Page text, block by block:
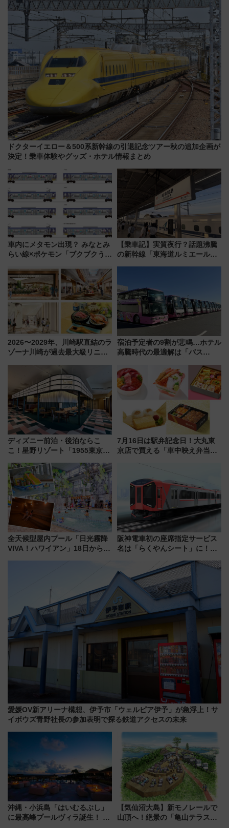
業 行き交う電車の音や振動を
感じながら「ととのう」新感覚
日は？
ドクターイエロー＆500系新幹線の引退記念ツアー秋の追加企画が
決定！乗車体験やグッズ・ホテル情報まとめ
車内にメタモン出現？ みなとみ
らい線×ポケモン「ブクブクうみ
行開始に！ この夏は直通列車で
横浜へ！
【乗車記】実質夜行？話題沸騰
の新幹線「東海道ルミエールエ
時台着 見どころは岐阜羽島の
素晴らし過ぎる朝
2026〜2029年、川崎駅直結のラ
ゾーナ川崎が過去最大級リニュ
「いつから何が変わるか」徹底
宿泊予定者の9割が悲鳴…ホテル
高騰時代の最適解は「バス
した、推し活遠征や観光時のリ
アルな懐事情
ディズニー前泊・後泊ならこ
こ！星野リゾート「1955東京ベ
つの理由 無料バス＆24時間サー
ビスで混雑回避
7月16日は駅弁記念日！大丸東
京店で買える「車中映え弁当」
全天候型屋内プール「日光霧降
VIVA！ハワイアン」18日から営
阪神電車初の座席指定サービス
名は「らくやんシート」に！新
愛媛OV新アリーナ構想、伊予市「ウェルピア伊予」が急浮上！サ
イボウズ青野社長の参加表明で探る鉄道アクセスの未来
沖縄・小浜島「はいむるぶし」
に最高峰プールヴィラ誕生！ 石
【気仙沼大島】新モノレールで
山頂へ！絶景の「亀山テラス